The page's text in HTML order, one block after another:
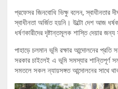
প্রফেসর জিনবোধি ভিক্ষু বলেন, স্বাধীনতার
স্বাধীনতা অর্জিত হয়নি। উল্টো দেশ আজ
ধর্ষণকারীদের দৃষ্টান্তমূলক শাস্তি দেয়ার
পাহাড়ে চলমান ভূমি রক্ষার আন্দোলনের
সরকার চাইলেই এ ভূমি সমস্যার শান্তিপূর্ণ
সমতলে সকল ন্যায়সঙ্গত আন্দোলনের সাথে